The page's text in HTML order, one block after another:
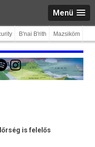
Menü
B'nai B'rith Mazsiköm
Instagram
is felelős